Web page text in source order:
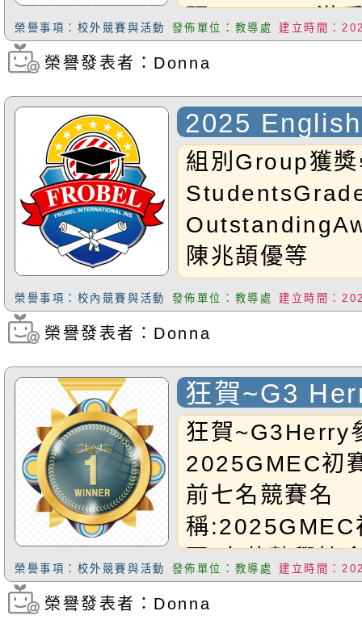
現:G1Egan滿
校內獎學金一
榮譽事項：校外競賽與活動 發佈單位：教導處 建立時間：
瀏覽次數：327
榮譽發表者：Donna
2025
Contest
組別Group獲
陳兆頡優等
甲等
綝
琪
4中年級特優
朱宇熙
揚,G3AJimmy
璟,G3ADora胡
榮譽事項：校內競賽與活動 發佈單位：教導處 建立時間：
瀏覽次數：427
榮譽發表者：Donna
狂賀~G3
2025 GMEC
全台前七名
狂賀~G3Herry
2025GMEC初
前七名競賽名
稱:2025GMEC
區/中華數學協
生:G3Herry成
榮譽事項：校外競賽與活動 發佈單位：教導處 建立時間：
瀏覽次數：448
榮譽發表者：Donna